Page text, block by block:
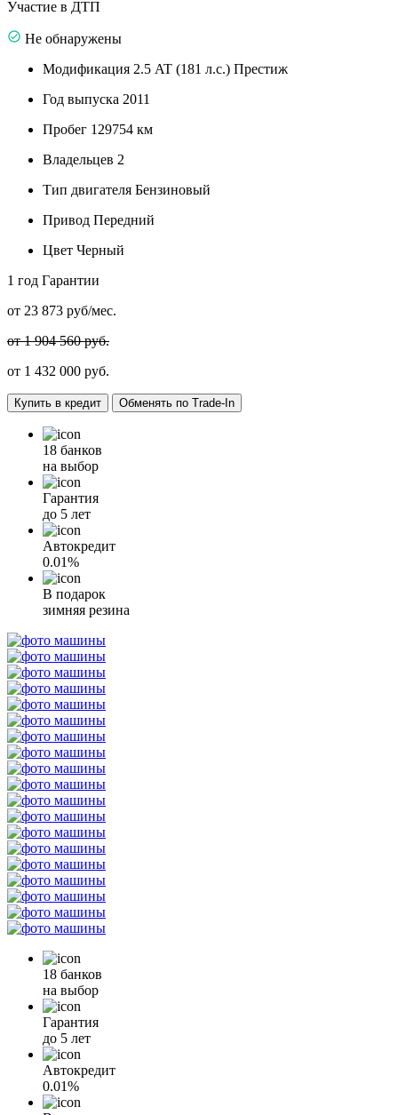
Участие в ДТП
Не обнаружены
Модификация 2.5 AT (181 л.с.) Престиж
Год выпуска 2011
Пробег 129754 км
Владельцев 2
Тип двигателя Бензиновый
Привод Передний
Цвет Черный
1 год Гарантии
от 23 873 руб/мес.
от 1 904 560 руб.
от 1 432 000 руб.
Купить в кредит Обменять по Trade-In
18 банков
на выбор
Гарантия
до 5 лет
Автокредит
0.01%
В подарок
зимняя резина
18 банков
на выбор
Гарантия
до 5 лет
Автокредит
0.01%